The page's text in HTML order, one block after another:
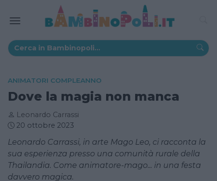
ANIMATORI COMPLEANNO
Dove la magia non manca
Leonardo Carrassi
20 ottobre 2023
Leonardo Carrassi, in arte Mago Leo, ci racconta la
sua esperienza presso una comunità rurale della
Thailandia. Come animatore-mago... in una festa
davvero magica.